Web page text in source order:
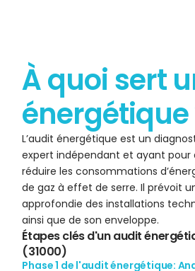
À quoi sert
énergétique
L’audit énergétique est un
expert indépendant et ayant pour
réduire les consommations
de gaz à effet de serre. Il prévoit
approfondie des installations
ainsi que de son enveloppe.
Étapes clés d'un audit
(31000)
Phase 1 de l'audit énergétique: